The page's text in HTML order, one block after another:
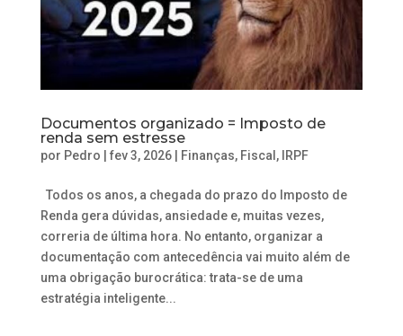
Documentos organizado = Imposto de
renda sem estresse
por Pedro fev 3, 2026| Finanças, Fiscal , IRPF
Todos os anos, a chegada do prazo do Imposto de
Renda gera dúvidas, ansiedade e, muitas vezes,
correria de última hora. No entanto, organizar a
documentação com antecedência vai muito além de
uma obrigação burocrática: trata-se de uma
estratégia inteligente...